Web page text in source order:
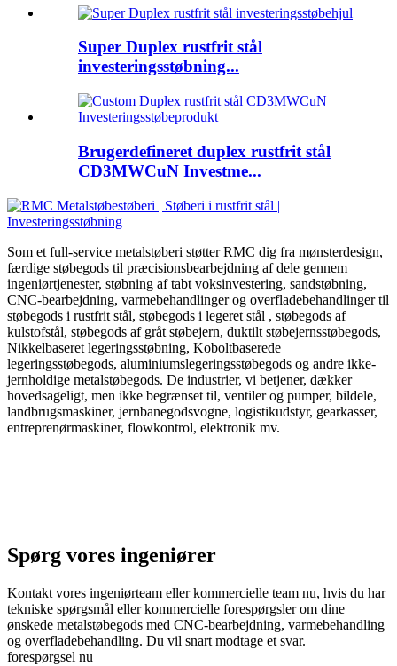
Super Duplex rustfrit stål
investeringsstøbning...
Brugerdefineret duplex rustfrit stål
CD3MWCuN Investme...
Som et full-service metalstøberi støtter RMC dig fra mønsterdesign,
færdige støbegods til præcisionsbearbejdning af dele gennem
ingeniørtjenester, støbning af tabt voksinvestering, sandstøbning,
CNC-bearbejdning, varmebehandlinger og overfladebehandlinger til
støbegods i rustfrit stål, støbegods i legeret stål , støbegods af
kulstofstål, støbegods af gråt støbejern, duktilt støbejernsstøbegods,
Nikkelbaseret legeringsstøbning, Koboltbaserede
legeringsstøbegods, aluminiumslegeringsstøbegods og andre ikke-
jernholdige metalstøbegods. De industrier, vi betjener, dækker
hovedsageligt, men ikke begrænset til, ventiler og pumper, bildele,
landbrugsmaskiner, jernbanegodsvogne, logistikudstyr, gearkasser,
entreprenørmaskiner, flowkontrol, elektronik mv.
Spørg vores ingeniører
Kontakt vores ingeniørteam eller kommercielle team nu, hvis du har
tekniske spørgsmål eller kommercielle forespørgsler om dine
ønskede metalstøbegods med CNC-bearbejdning, varmebehandling
og overfladebehandling. Du vil snart modtage et svar.
forespørgsel nu